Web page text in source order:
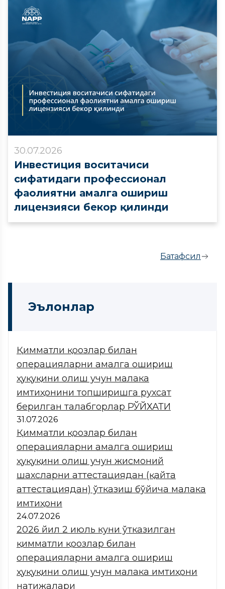
30.07.2026
Инвестиция воситачиси
сифатидаги профессионал
фаолиятни амалга ошириш
лицензияси бекор қилинди
Батафсил
Эълонлар
Қимматли қоғозлар билан
операцияларни амалга ошириш
ҳуқуқини олиш учун малака
имтиҳонини топширишга рухсат
берилган талабгорлар РЎЙХАТИ
31.07.2026
Қимматли қоғозлар билан
операцияларни амалга ошириш
ҳуқуқини олиш учун жисмоний
шахсларни аттестациядан (қайта
аттестациядан) ўтказиш бўйича малака
имтиҳони
24.07.2026
2026 йил 2 июль куни ўтказилган
қимматли қоғозлар билан
операцияларни амалга ошириш
ҳуқуқини олиш учун малака имтиҳони
натижалари